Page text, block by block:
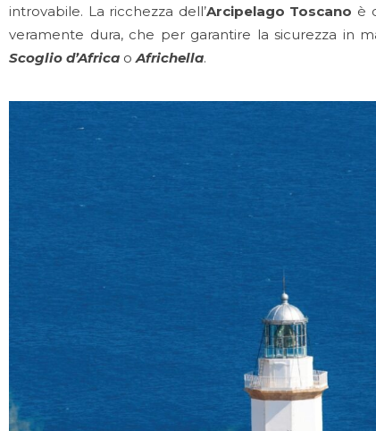
introvabile. La ricchezza dell’Arcipelago Toscano è
veramente dura, che per garantire la sicurezza in
Scoglio d’Africa oAfrichella.